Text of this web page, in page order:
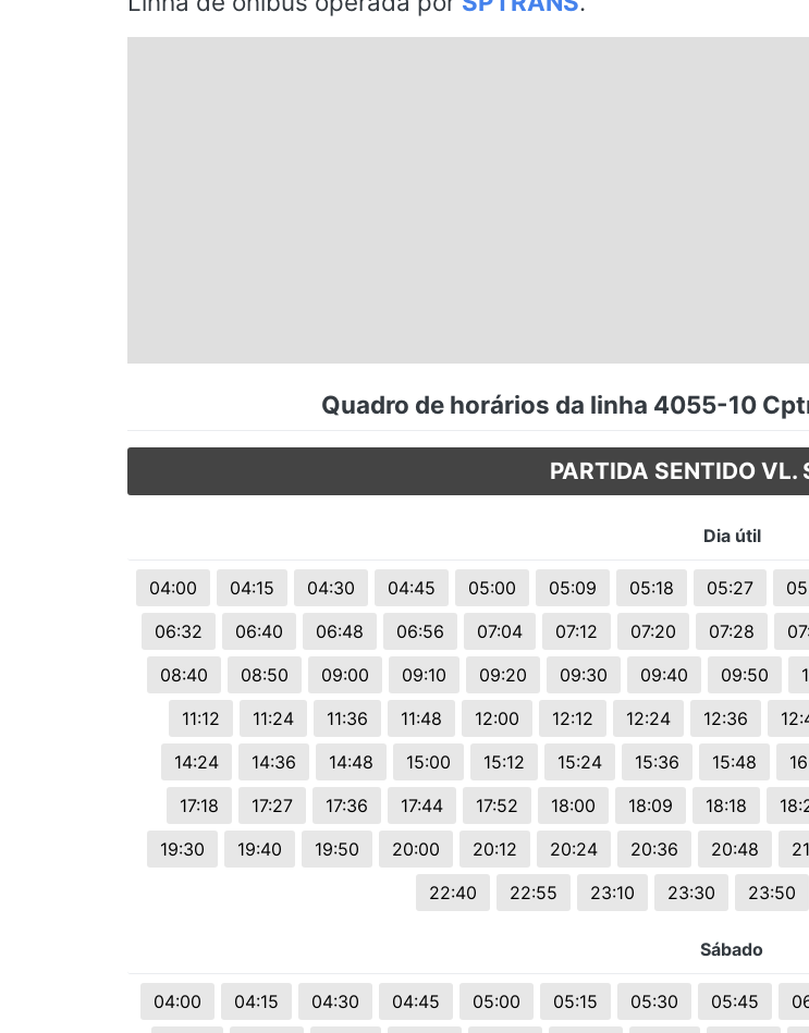
Espírito Santo
Quadro de horários da linha 4055-10
PARTIDA SENTIDO VL.
Dia útil
04:00 04:15 04:30 04:45 05:00 05:09 05:18 05:27
06:32
06:40 06:48 06:56 07:04 07:12 07:20 07:28
08:40
08:50 09:00 09:10 09:20 09:30 09:40 09:50
11:12
11:24 11:36 11:48 12:00 12:12 12:24 12:36
14:24
14:36 14:48 15:00 15:12 15:24 15:36 15:48
17:18
17:27 17:36 17:44 17:52 18:00 18:09 18:18
19:30
19:40 19:50 20:00 20:12 20:24 20:36 20:48
22:40
22:55 23:10 23:30 23:50
Sábado
04:00 04:15 04:30 04:45 05:00 05:15 05:30 05:45